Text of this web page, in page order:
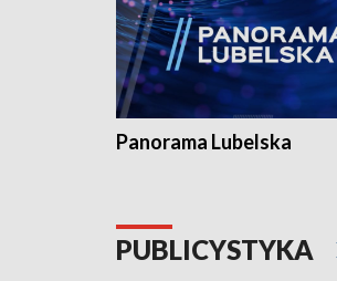
Panorama Lubelska
PUBLICYSTYKA